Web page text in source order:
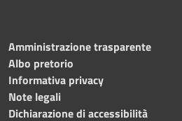
Amministrazione trasparente
Albo pretorio
Informativa privacy
Note legali
Dichiarazione di accessibilità